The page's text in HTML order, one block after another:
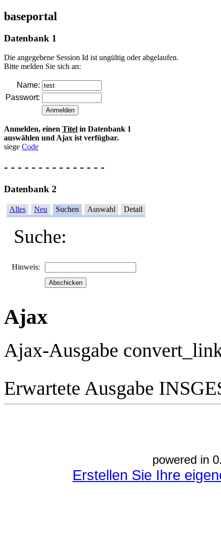
baseportal
Datenbank 1
Die angegebene Session Id ist ungültig oder abgelaufen.
Bitte melden Sie sich an:
Name:
Passwort:
Anmelden, einen Titel in Datenbank 1
auswählen und Ajax ist verfügbar.
siege Code
- - - - - - - - - - - - - - -
Datenbank 2
Alles Neu Suchen Auswahl Detail
Suche:
Hinweis:
Ajax
Ajax-Ausgabe
Erwartete Ausgabe
powered in
Erstellen Sie Ihre